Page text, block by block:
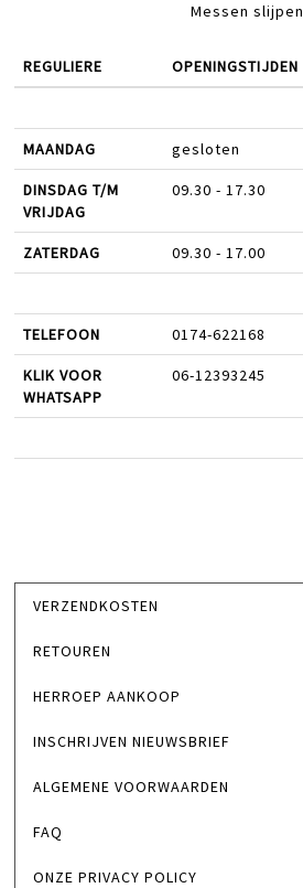
Messen slijpen
REGULIERE OPENINGSTIJDEN
MAANDAG gesloten
DINSDAG T/M
VRIJDAG
09.30 - 17.30
ZATERDAG 09.30 - 17.00
TELEFOON 0174-622168
KLIK VOOR
WHATSAPP
06-12393245
VERZENDKOSTEN
RETOUREN
HERROEP AANKOOP
INSCHRIJVEN NIEUWSBRIEF
ALGEMENE VOORWAARDEN
FAQ
ONZE PRIVACY POLICY